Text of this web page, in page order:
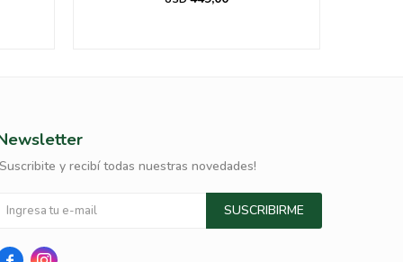
y recibí todas nuestras novedades!
SUSCRIBIRME